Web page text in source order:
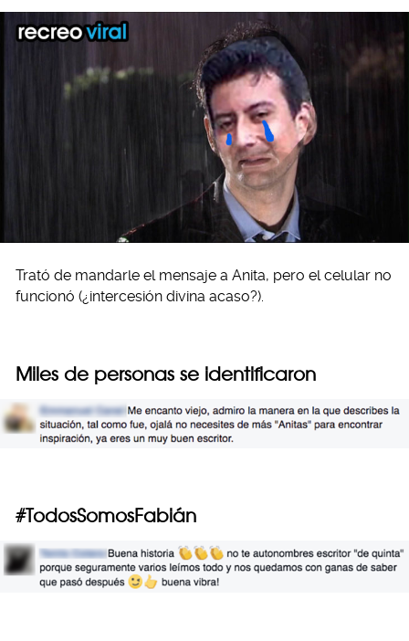
Trató de mandarle el mensaje a Anita, pero el celular no
funcionó (¿intercesión divina acaso?).
Miles de personas se identificaron
#TodosSomosFabián